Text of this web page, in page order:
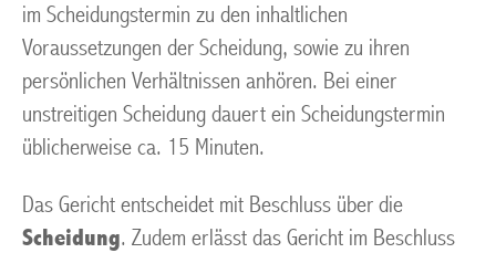
im Scheidungstermin zu den inhaltlichen
Voraussetzungen der Scheidung, sowie zu ihren
persönlichen Verhältnissen anhören. Bei einer
unstreitigen Scheidung dauert ein Scheidungstermin
üblicherweise ca. 15 Minuten.
Das Gericht entscheidet mit Beschluss über die
Scheidung. Zudem erlässt das Gericht im Beschluss